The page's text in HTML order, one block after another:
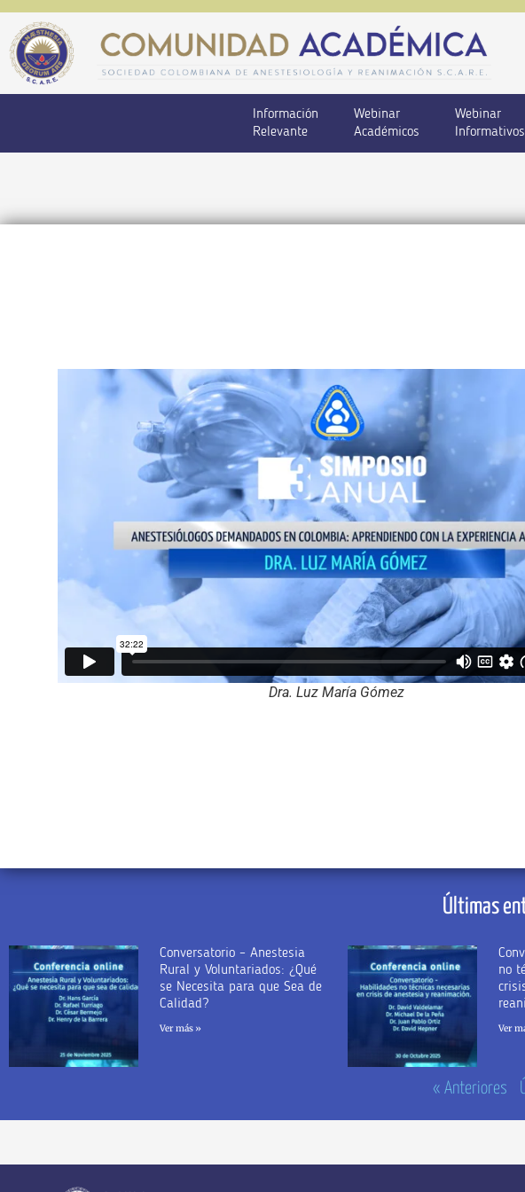
Información
Relevante
Webinar
Académicos
Webinar
Informativos
Dra. Luz María Gómez
Últimas
Conversatorio – Anestesia
Rural y Voluntariados: ¿Qué
se Necesita para que Sea de
Calidad?
Ver más »
no
Ver
« Anteriores